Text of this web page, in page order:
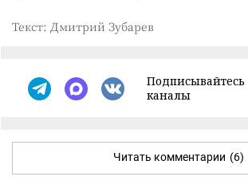
Текст: Дмитрий Зубарев
каналы
Читать комментарии (6)